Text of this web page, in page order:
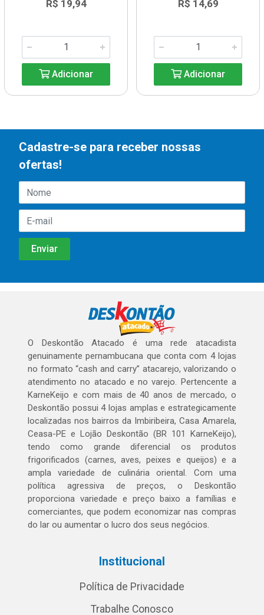
R$ 19,94
Adicionar
R$ 14,69
Adicionar
Cadastre-se para receber nossas
ofertas!
O Deskontão Atacado é uma rede atacadista
genuinamente pernambucana que conta com 4 lojas
no formato “cash and carry” atacarejo, valorizando o
atendimento no atacado e no varejo. Pertencente a
KarneKeijo e com mais de 40 anos de mercado, o
Deskontão possui 4 lojas amplas e estrategicamente
localizadas nos bairros da Imbiribeira, Casa Amarela,
Ceasa-PE e Lojão Deskontão (BR 101 KarneKeijo),
tendo como grande diferencial os produtos
frigorificados (carnes, aves, peixes e queijos) e a
ampla variedade de culinária oriental. Com uma
política agressiva de preços, o Deskontão
proporciona variedade e preço baixo a famílias e
comerciantes, que podem economizar nas compras
do lar ou aumentar o lucro dos seus negócios.
Institucional
Política de Privacidade
Trabalhe Conosco